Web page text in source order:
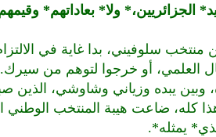
‬الجزائريين،* ‬ولا* ‬بعاداتهم*
سلوفيني، بدا غاية في
العلمي، أو خرجوا لتوهم من سيرك.
يبده وزياني وشاوشي، الذين
كله، ضاعت هيبة المنتخب الوطني
‬يمثله*.‬